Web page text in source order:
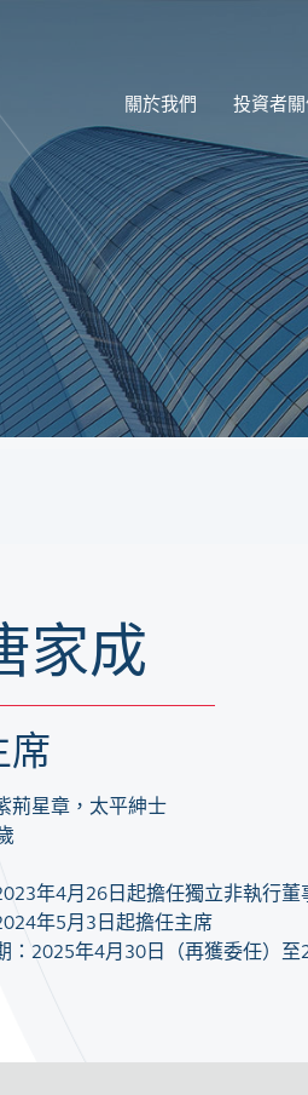
關於我們 投資者
家成
席
荊星章，太平紳士
年4月26日起擔任獨立非執行董
年5月3日起擔任主席
：2025年4月30日（再獲委任）